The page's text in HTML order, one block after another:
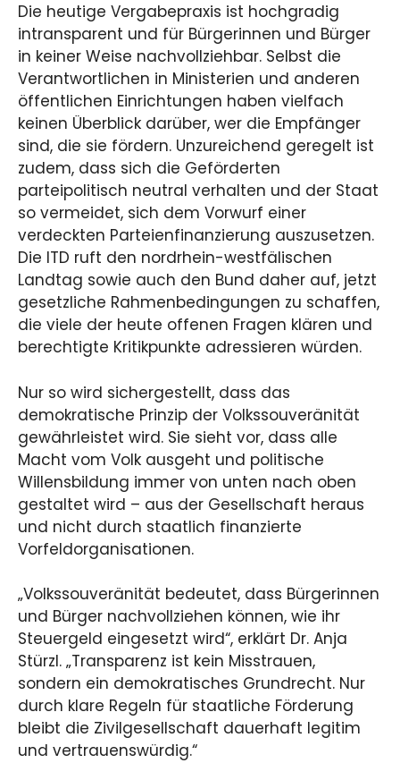
Die heutige Vergabepraxis ist hochgradig
intransparent und für Bürgerinnen und Bürger
in keiner Weise nachvollziehbar. Selbst die
Verantwortlichen in Ministerien und anderen
öffentlichen Einrichtungen haben vielfach
keinen Überblick darüber, wer die Empfänger
sind, die sie fördern. Unzureichend geregelt ist
zudem, dass sich die Geförderten
parteipolitisch neutral verhalten und der Staat
so vermeidet, sich dem Vorwurf einer
verdeckten Parteienfinanzierung auszusetzen.
Die ITD ruft den nordrhein-westfälischen
Landtag sowie auch den Bund daher auf, jetzt
gesetzliche Rahmenbedingungen zu schaffen,
die viele der heute offenen Fragen klären und
berechtigte Kritikpunkte adressieren würden.
Nur so wird sichergestellt, dass das
demokratische Prinzip der Volkssouveränität
gewährleistet wird. Sie sieht vor, dass alle
Macht vom Volk ausgeht und politische
Willensbildung immer von unten nach oben
gestaltet wird – aus der Gesellschaft heraus
und nicht durch staatlich finanzierte
Vorfeldorganisationen.
„Volkssouveränität bedeutet, dass Bürgerinnen
und Bürger nachvollziehen können, wie ihr
Steuergeld eingesetzt wird“, erklärt Dr. Anja
Stürzl. „Transparenz ist kein Misstrauen,
sondern ein demokratisches Grundrecht. Nur
durch klare Regeln für staatliche Förderung
bleibt die Zivilgesellschaft dauerhaft legitim
und vertrauenswürdig.“